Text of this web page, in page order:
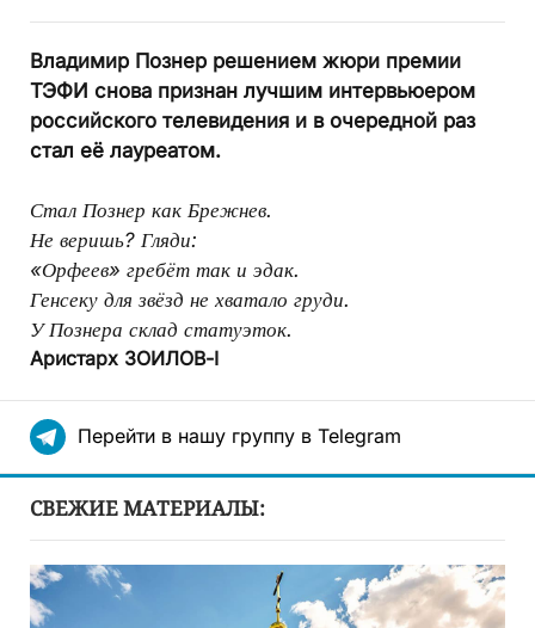
Владимир Познер решением жюри премии
ТЭФИ снова признан лучшим интервьюером
российского телевидения и в очередной раз
стал её лауреатом.
Стал Познер как Брежнев.
Не веришь? Гляди:
«Орфеев» гребёт так и эдак.
Генсеку для звёзд не хватало груди.
У Познера склад статуэток.
Аристарх ЗОИЛОВ-I
Перейти в нашу группу в Telegram
СВЕЖИЕ МАТЕРИАЛЫ: